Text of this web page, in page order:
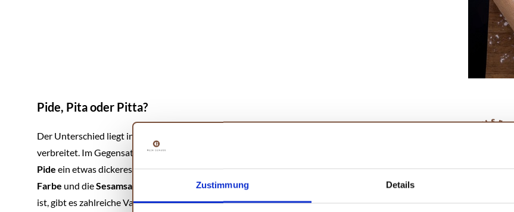
Zustimmung Details
Pide, Pita oder Pitta?
Der Unterschied liegt in der Herkunft.
verbreitet. Im Gegensatz zum griechischen Pita oder dem
Pide ein etwas dickeres Fladenbrot aus Hefeteig und zeichnet sich durch seinegoldgelbe
Farbe und dieSesamsamen
auf dem Teig aus. Da Fladenbrot die weltweit älteste Brotform
ist, gibt es zahlreiche Varianten von Pide und Pita über marokkanisches Batbout oder